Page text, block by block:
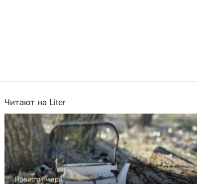
Читают на Liter
Новости мира